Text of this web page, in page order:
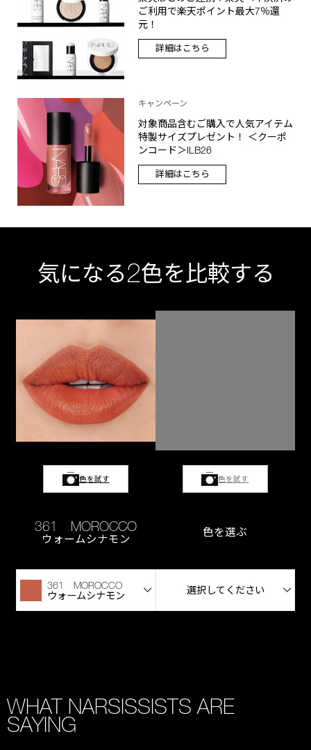
ご利用で楽天ポイント最大7％還
元！
詳細はこちら
キャンペーン
対象商品含むご購入で人気アイテム
特製サイズプレゼント！ ＜クーポ
ンコード＞ILB26
詳細はこちら
気になる2色を比較する
色を試す
361 MOROCCO
ウォームシナモン
361 MOROCCO
ウォームシナモン
色を試す
色を選ぶ
選択してください
WHAT NARSISSISTS ARE
SAYING